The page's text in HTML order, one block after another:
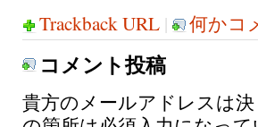
Trackback URL | 何かコ
コメント投稿
貴方のメールアドレスは